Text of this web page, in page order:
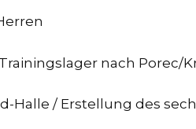
nach Porec/
Halle / Erstellung des